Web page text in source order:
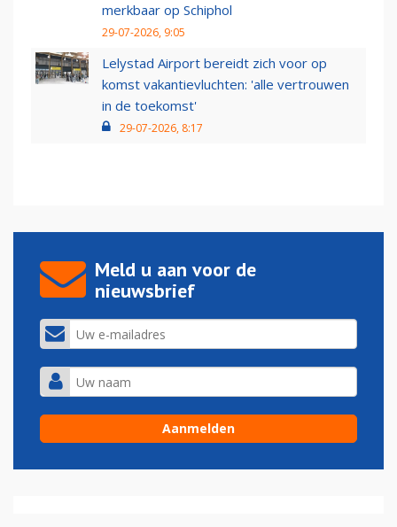
merkbaar op Schiphol
29-07-2026, 9:05
Lelystad Airport bereidt zich voor op
komst vakantievluchten: 'alle vertrouwen
in de toekomst'
29-07-2026, 8:17
Meld u aan voor de
nieuwsbrief